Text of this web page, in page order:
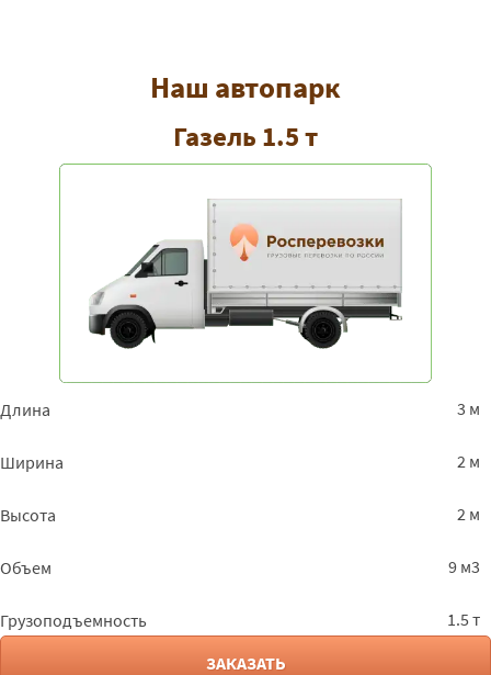
Наш автопарк
Газель 1.5 т
Длина 3 м
Ширина 2 м
Высота 2 м
Объем 9 м3
Грузоподъемность
1.5 т
ЗАКАЗАТЬ